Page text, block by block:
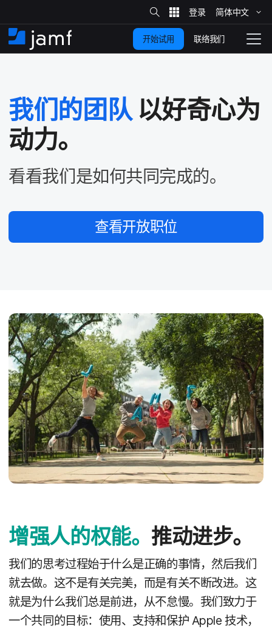
​
至
​
内
容
站
​内
​搜
索
简体​中文
首
​
拨
动
开始试用 联络我们
我们​的​团队 以​好奇心​为​
动力。
看看​我们​是​如何​共同​完成​的。
查​看​开放​职​位
增​强人​的​权能。 推动​进步。
我们​的​思考​过程始于​什么​是​正确​的​事情，​然后​我们​
就​去​做。​这​不​是​有关​完​美，​而​是​有关​不断​改进。​这​
就​是​为什么​我们​总是​前进，​从​不​怠慢。​我们​致力于​
一​个​共同​的​目标：​使用、​支持​和​保护 Apple 技术，​